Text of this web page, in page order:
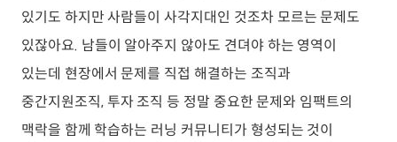
있기도 하지만 사람들이 사각지대인 것조차 모르는 문제도
있잖아요. 남들이 알아주지 않아도 견뎌야 하는 영역이
있는데 현장에서 문제를 직접 해결하는 조직과
중간지원조직, 투자 조직 등 정말 중요한 문제와 임팩트의
맥락을 함께 학습하는 러닝 커뮤니티가 형성되는 것이